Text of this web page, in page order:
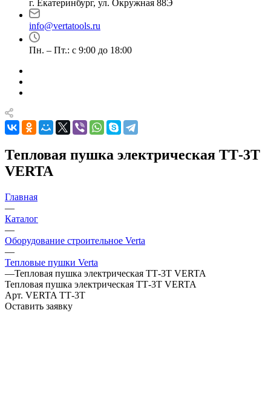
г. Екатеринбург, ул. Окружная 88Э
info@vertatools.ru
Пн. – Пт.: с 9:00 до 18:00
Тепловая пушка электрическая ТТ-3Т
VERTA
Главная
—
Каталог
—
Оборудование строительное Verta
—
Тепловые пушки Verta
—Тепловая пушка электрическая ТТ-3Т VERTA
Тепловая пушка электрическая ТТ-3Т VERTA
Арт. VERTA ТТ-3T
Оставить заявку